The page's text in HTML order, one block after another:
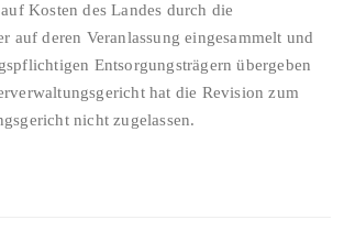
Kosten des Landes durch die
auf deren Veranlassung eingesammelt und
Entsorgungsträgern übergeben
hat die Revision zum
nicht zugelassen.